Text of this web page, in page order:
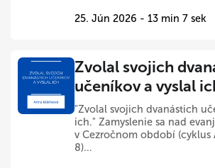
25. Jún 2026 - 13 min 7 sek
Zvolal svojich
učeníkov a vyslal
"Zvolal svojich dvanástich
ich." Zamyslenie sa nad
v Cezročnom období (cyklus
8)...